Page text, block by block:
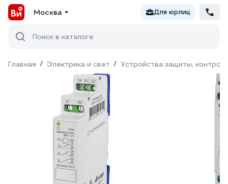
Москва Для юрлиц
Поиск в каталоге
Главная / Электрика и свет / Устройства защиты,